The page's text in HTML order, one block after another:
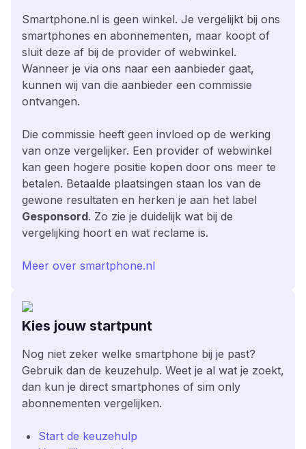
Smartphone.nl is geen winkel. Je vergelijkt bij ons
smartphones en abonnementen, maar koopt of
sluit deze af bij de provider of webwinkel.
Wanneer je via ons naar een aanbieder gaat,
kunnen wij van die aanbieder een commissie
ontvangen.
Die commissie heeft geen invloed op de werking
van onze vergelijker. Een provider of webwinkel
kan geen hogere positie kopen door ons meer te
betalen. Betaalde plaatsingen staan los van de
gewone resultaten en herken je aan het label
Gesponsord. Zo zie je duidelijk wat bij de
vergelijking hoort en wat reclame is.
Meer over smartphone.nl
Kies jouw startpunt
Nog niet zeker welke smartphone bij je past?
Gebruik dan de keuzehulp. Weet je al wat je zoekt,
dan kun je direct smartphones of sim only
abonnementen vergelijken.
Start de keuzehulp